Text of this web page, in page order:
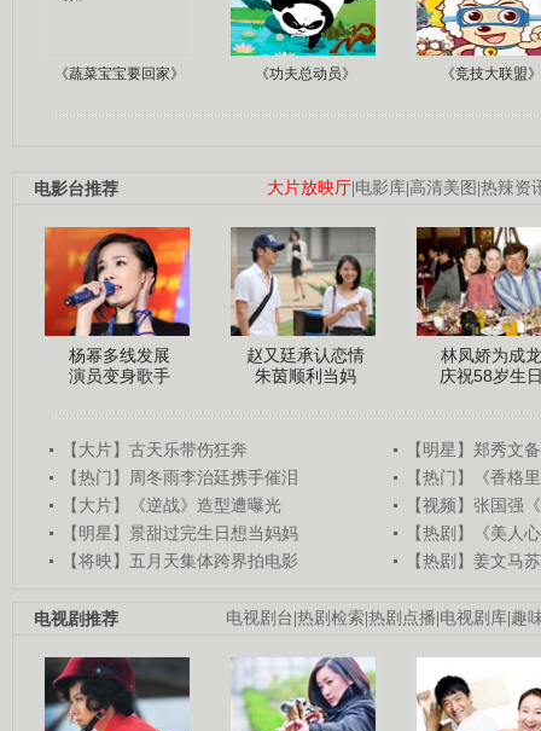
《蔬菜宝宝要回家》 《功夫总动员》 《竞技大联盟》
大片放映厅 电影库 高清美图 热辣资
电影台推荐
杨幂多线发展
演员变身歌手
赵又廷承认恋情
朱茵顺利当妈
林凤娇为成龙
庆祝58岁生
【大片】古天乐带伤狂奔
【明星】郑秀文
【热门】周冬雨李治廷携手催泪
【热门】《香格
【大片】《逆战》造型遭曝光
【视频】张国强
【明星】景甜过完生日想当妈妈
【热剧】《美人
【将映】五月天集体跨界拍电影
【热剧】姜文马
电视剧台 热剧检索 热剧点播 电视剧库 趣
电视剧推荐